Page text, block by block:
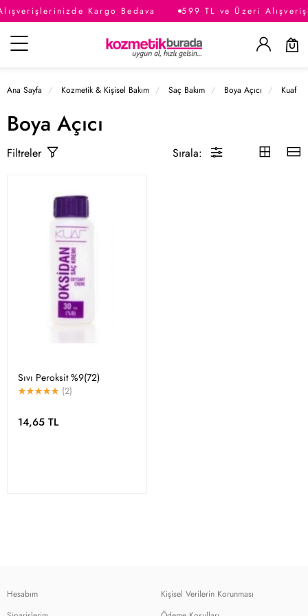
Kargo Bedava 599 TL ve Üzeri
Kategoriler
Ana Sayfa Kozmetik & Kişisel Bakım Saç Bakım Boya Açıcı Kuaf
Boya Açıcı
Filtreler Sırala:
Sıvı Peroksit %9(72)
(2)
14,65 TL
Hesabım
Kişisel Verilerin Korunması